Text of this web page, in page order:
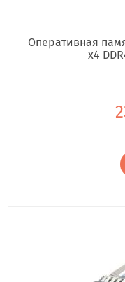
Оперативная
x4